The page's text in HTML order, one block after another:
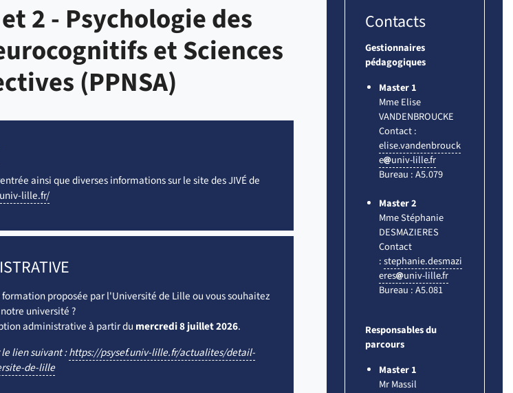
et 2 - Psychologie des
et Sciences
(PPNSA)
ainsi que diverses informations sur le site des JIVÉ de
lille.fr/
proposée par l'Université de Lille ou vous souhaitez
université ?
administrative à partir du mercredi 8 juillet 2026.
lien suivant :https://psysef.univ-lille.fr/actualites/detail-
de-lille
Contacts
Gestionnaires
pédagogiques
Master 1
Mme Elise
VANDENBROUCKE
Contact :
elise.vandenbrouck
e univ-lillefr
Bureau : A5.079
Master 2
Mme Stéphanie
DESMAZIERES
Contact
:stephanie.desmazi
eres univ-lillefr
Bureau : A5.081
Responsables du
parcours
Master 1
Mr Massil